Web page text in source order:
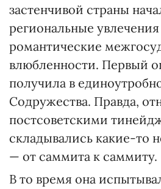
застенчивой страны
региональные
романтические
влюбленности. Первый
получила в
Содружества. Правда,
постсоветскими
складывались какие-то
— от саммита к саммиту.
В то время она